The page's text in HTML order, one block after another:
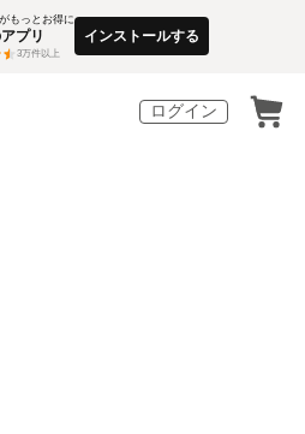
もっとお得に
プリ
3万件以上
インストールする
ログイン